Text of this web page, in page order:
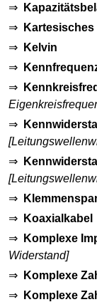
⇒
⇒
⇒
Kelvin
⇒
⇒
⇒
⇒
⇒
⇒
Koaxialkabel
⇒
Komplexe
Widerstand]
⇒
Komplexe
⇒
Komplexe